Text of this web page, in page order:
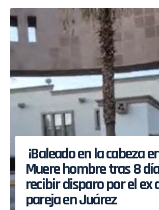
¡Baleado en la cabeza
Muere hombre tras 8
recibir disparo por el ex
pareja en Juárez